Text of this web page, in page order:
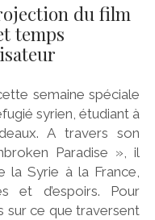
du film
temps
semaine spéciale
syrien, étudiant à
A travers son
Paradise », il
la Syrie à la France,
et d’espoirs. Pour
sur ce que traversent